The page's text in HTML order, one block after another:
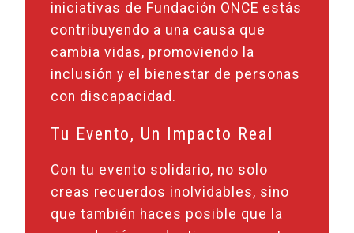
iniciativas de Fundación ONCE estás
contribuyendo a una causa que
cambia vidas, promoviendo la
inclusión y el bienestar de personas
con discapacidad.
Tu Evento, Un Impacto Real
Con tu evento solidario, no solo
creas recuerdos inolvidables, sino
que también haces posible que la